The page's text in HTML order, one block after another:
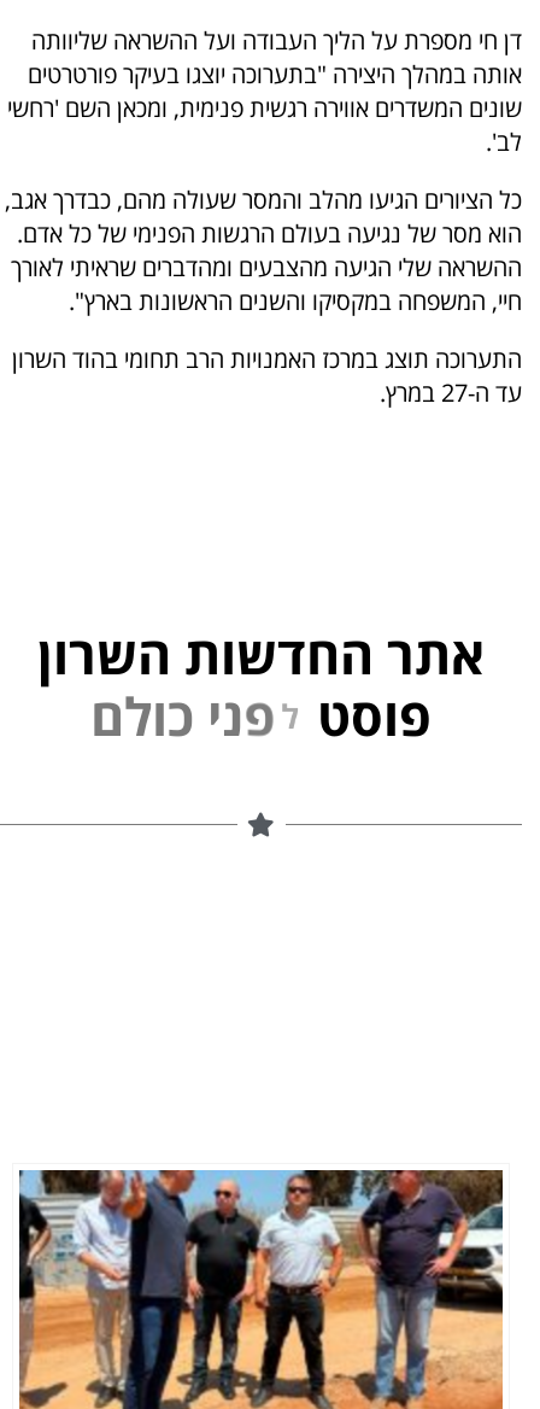
דן חי מספרת על הליך העבודה ועל ההשראה שליוותה
אותה במהלך היצירה "בתערוכה יוצגו בעיקר פורטרטים
שונים המשדרים אווירה רגשית פנימית, ומכאן השם 'רחשי
לב'.
כל הציורים הגיעו מהלב והמסר שעולה מהם, כבדרך אגב,
הוא מסר של נגיעה בעולם הרגשות הפנימי של כל אדם.
ההשראה שלי הגיעה מהצבעים ומהדברים שראיתי לאורך
חיי, המשפחה במקסיקו והשנים הראשונות בארץ".
התערוכה תוצג במרכז האמנויות הרב תחומי בהוד השרון
עד ה-27 במרץ.
אתר החדשות השרון
פוסט